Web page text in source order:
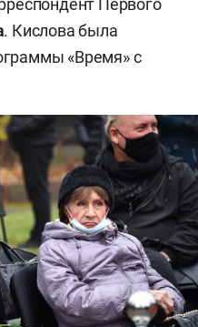
Первого
. Кислова была
«Время» с